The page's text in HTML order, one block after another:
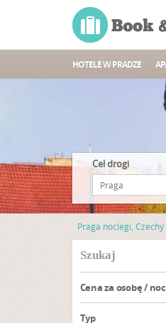
HOTELE W PRADZE
Cel drogi
Praga noclegi, Czechy
szukaj
Cena za osobę / noc
Typ